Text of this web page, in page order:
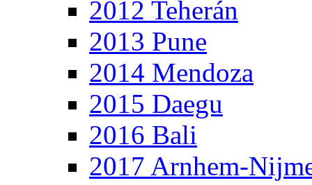
2012 Teherán
2013 Pune
2014 Mendoza
2015 Daegu
2016 Bali
2017 Arnhem-